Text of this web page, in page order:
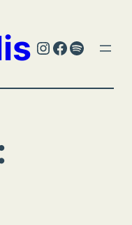
Instagram
Facebook
Spotify